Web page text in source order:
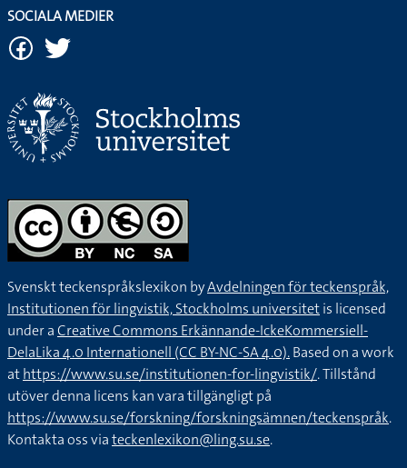
SOCIALA MEDIER
Svenskt teckenspråkslexikon byAvdelningen för teckenspråk,
Institutionen för lingvistik, Stockholms universitetis licensed
under aCreative Commons Erkännande-IckeKommersiell-
DelaLika 4.0 Internationell (CC BY-NC-SA 4.0).Based on a work
athttps://www.su.se/institutionen-for-lingvistik/. Tillstånd
utöver denna licens kan vara tillgängligt på
https://www.su.se/forskning/forskningsämnen/teckenspråk.
Kontakta oss viateckenlexikon@ling.su.se.